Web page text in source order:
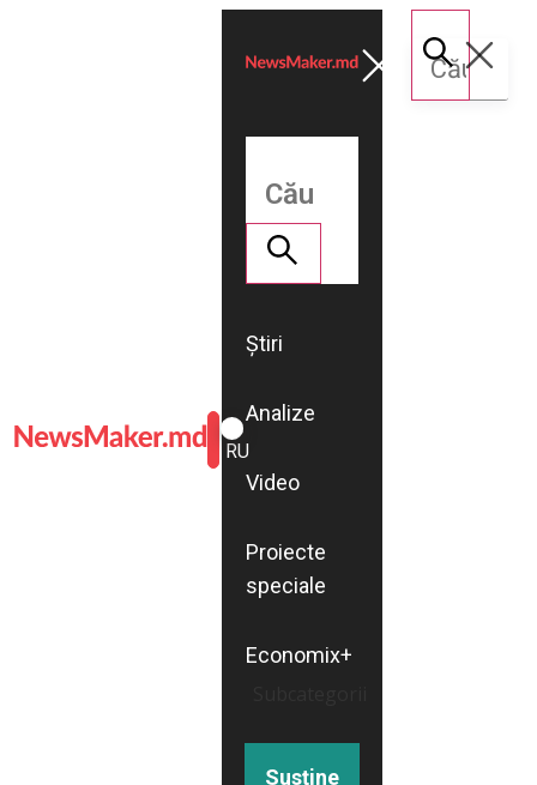
ROMÂNĂ
RU
Știri
Analize
Video
Proiecte
speciale
Economix+
Susține